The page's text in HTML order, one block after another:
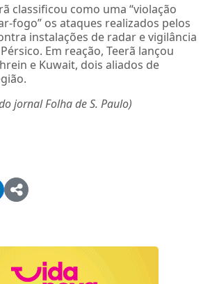
classificou como uma “violação
fogo” os ataques realizados pelos
instalações de radar e vigilância
Em reação, Teerã lançou
e Kuwait, dois aliados de
jornal Folha de S. Paulo)